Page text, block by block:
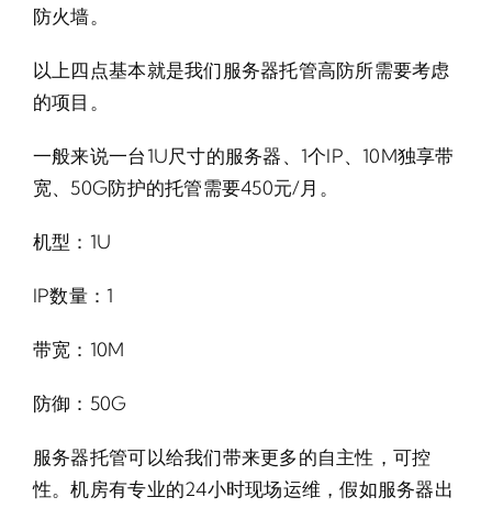
防火墙。
以上四点基本就是我们服务器托管高防所需要考虑
的项目。
一般来说一台1U尺寸的服务器、1个IP、10M独享带
宽、50G防护的托管需要450元/月。
机型：1U
IP数量：1
带宽：10M
防御：50G
服务器托管可以给我们带来更多的自主性，可控
性。机房有专业的24小时现场运维，假如服务器出